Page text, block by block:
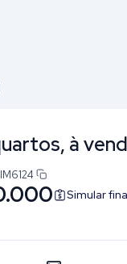
à
IM6124
Simular